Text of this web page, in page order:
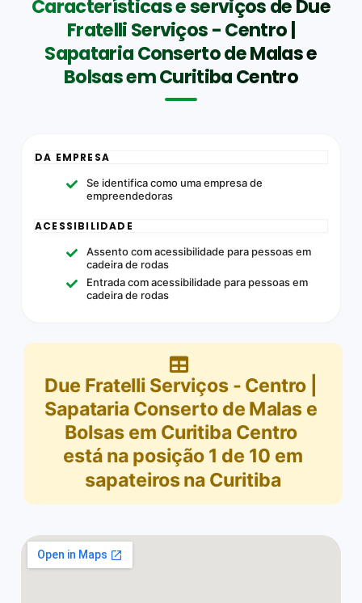
Características e serviços de Due
Fratelli Serviços - Centro |
Sapataria Conserto de Malas e
Bolsas em Curitiba Centro
DA EMPRESA
Se identifica como uma empresa de
empreendedoras
ACESSIBILIDADE
Assento com acessibilidade para pessoas em
cadeira de rodas
Entrada com acessibilidade para pessoas em
cadeira de rodas
Due Fratelli Serviços - Centro |
Sapataria Conserto de Malas e
Bolsas em Curitiba Centro
está na posição 1 de 10 em
sapateiros na Curitiba